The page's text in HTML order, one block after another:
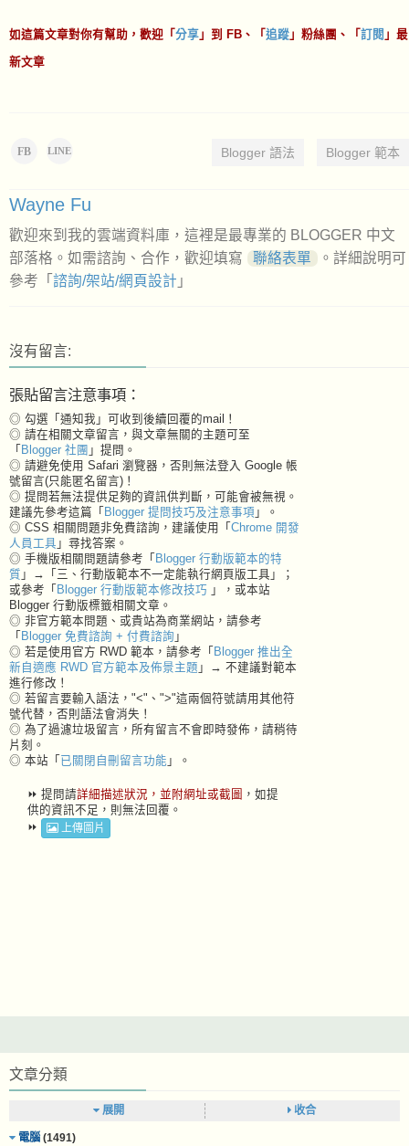
如這篇文章對你有幫助，歡迎「 分享 」到 FB、「 追蹤 」粉絲團、「 訂閱 」最
新文章
FB LINE Blogger 語法 Blogger 範本
Wayne Fu
歡迎來到我的雲端資料庫，這裡是最專業的 BLOGGER 中文
部落格。如需諮詢、合作，歡迎填寫
聯絡表單
。詳細說明可
參考「 諮詢/架站/網頁設計 」
沒有留言:
張貼留言注意事項：
◎ 勾選「通知我」可收到後續回覆的mail！
◎ 請在相關文章留言，與文章無關的主題可至
「 Blogger 社團 」提問。
◎ 請避免使用 Safari 瀏覽器，否則無法登入 Google 帳
號留言(只能匿名留言)！
◎ 提問若無法提供足夠的資訊供判斷，可能會被無視。
建議先參考這篇「 Blogger 提問技巧及注意事項 」。
◎ CSS 相關問題非免費諮詢，建議使用「 Chrome 開發
人員工具 」尋找答案。
◎ 手機版相關問題請參考「 Blogger 行動版範本的特
質 」→「三、行動版範本不一定能執行網頁版工具」；
或參考「 Blogger 行動版範本修改技巧 」，或本站
Blogger 行動版標籤相關文章。
◎ 非官方範本問題、或貴站為商業網站，請參考
「 Blogger 免費諮詢 + 付費諮詢 」
◎ 若是使用官方 RWD 範本，請參考「 Blogger 推出全
新自適應 RWD 官方範本及佈景主題 」→ 不建議對範本
進行修改！
◎ 若留言要輸入語法，"<"、">"這兩個符號請用其他符
號代替，否則語法會消失！
◎ 為了過濾垃圾留言，所有留言不會即時發佈，請稍待
片刻。
◎ 本站「 已關閉自刪留言功能 」。
⏩ 提問請詳細描述狀況，並附網址或截圖 ，如提
供的資訊不足，則無法回覆。
⏩
上傳圖片
文章分類
展開 收合
電腦 (1491)